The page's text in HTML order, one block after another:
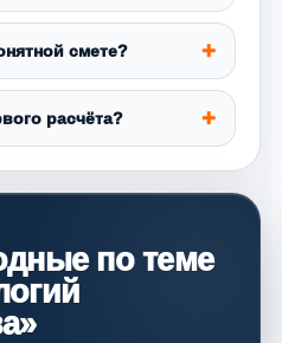
смете?
расчёта?
по теме